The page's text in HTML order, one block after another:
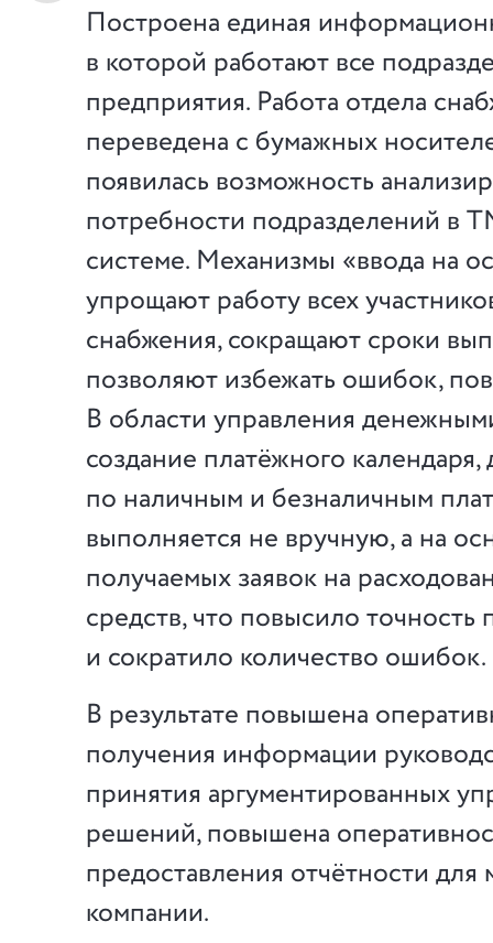
Построена единая
в которой работают все
предприятия. Работа отдела
переведена с бумажных
появилась возможность
потребности подразделений в
системе. Механизмы «ввода на
упрощают работу всех
снабжения, сокращают сроки
позволяют избежать ошибок,
В области управления
создание платёжного
по наличным и безналичным
выполняется не вручную, а на
получаемых заявок на
средств, что повысило точность
и сократило количество ошибок.
В ре­зу­ль­та­те повышена
получения ин­фо­р­ма­ции
принятия аргументированных
решений, повышена
предоставления отчётности для
компании.